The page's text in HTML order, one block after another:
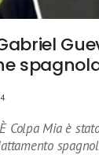
Colpa Mia è